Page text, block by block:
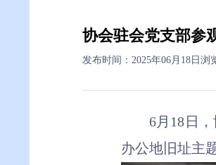
协会驻会党支部参
发布时间：2025年06月18日浏
6月18日
办公地旧址主